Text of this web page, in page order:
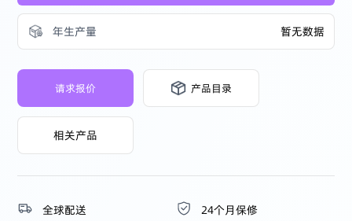
年生产量 暂无数据
请求报价 产品目录
相关产品
全球配送 24个月保修